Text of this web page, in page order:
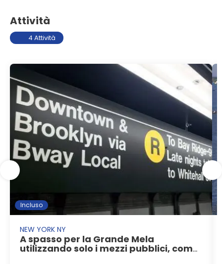
Attività
4 Attività
Incluso
NEW YORK NY
A spasso per la Grande Mela
utilizzando solo i mezzi pubblici, come